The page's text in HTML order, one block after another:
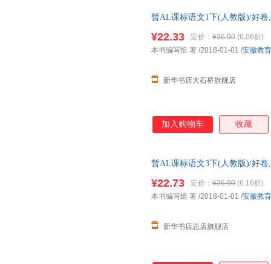
暂AL课标语文1下(人教版)/好
13284178503
¥22.33 定价： ¥36.90 (6.06折)
新华书店大石桥旗舰店
本书编写组 著 /2018-01-01 /安徽教
加入购物车 收藏
暂AL课标语文3下(人教版)/好
13284178503
¥22.73 定价： ¥36.90 (6.16折)
新华书店总店旗舰店
本书编写组 著 /2018-01-01 /安徽教